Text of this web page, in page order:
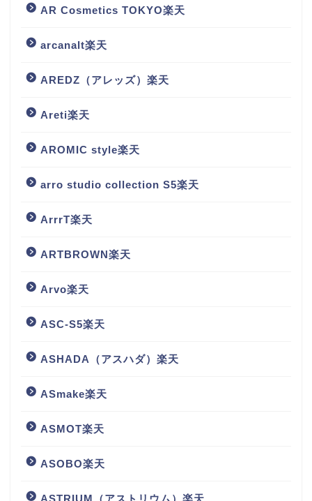
AR Cosmetics TOKYO楽天
arcanalt楽天
AREDZ（アレッズ）楽天
Areti楽天
AROMIC style楽天
arro studio collection S5楽天
ArrrT楽天
ARTBROWN楽天
Arvo楽天
ASC-S5楽天
ASHADA（アスハダ）楽天
ASmake楽天
ASMOT楽天
ASOBO楽天
ASTRIUM（アストリウム）楽天